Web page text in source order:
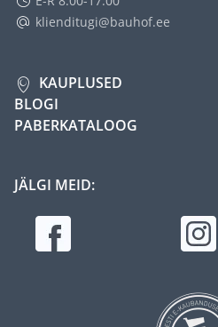
klienditugi@bauhof.ee
KAUPLUSED
BLOGI
PABERKATALOOG
JÄLGI MEID: